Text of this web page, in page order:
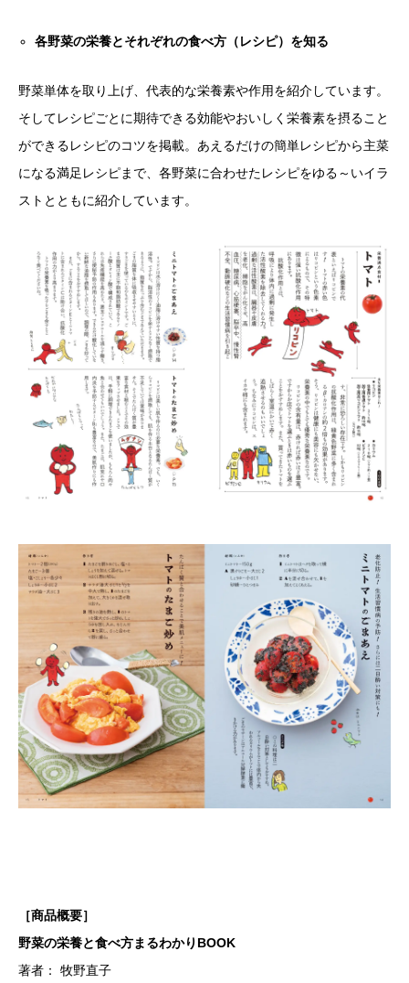
各野菜の栄養とそれぞれの食べ方（レシピ）を知る
野菜単体を取り上げ、代表的な栄養素や作用を紹介しています。
そしてレシピごとに期待できる効能やおいしく栄養素を摂ること
ができるレシピのコツを掲載。あえるだけの簡単レシピから主菜
になる満足レシピまで、各野菜に合わせたレシピをゆる～いイラ
ストとともに紹介しています。
［商品概要］
野菜の栄養と食べ方まるわかりBOOK
著者： 牧野直子